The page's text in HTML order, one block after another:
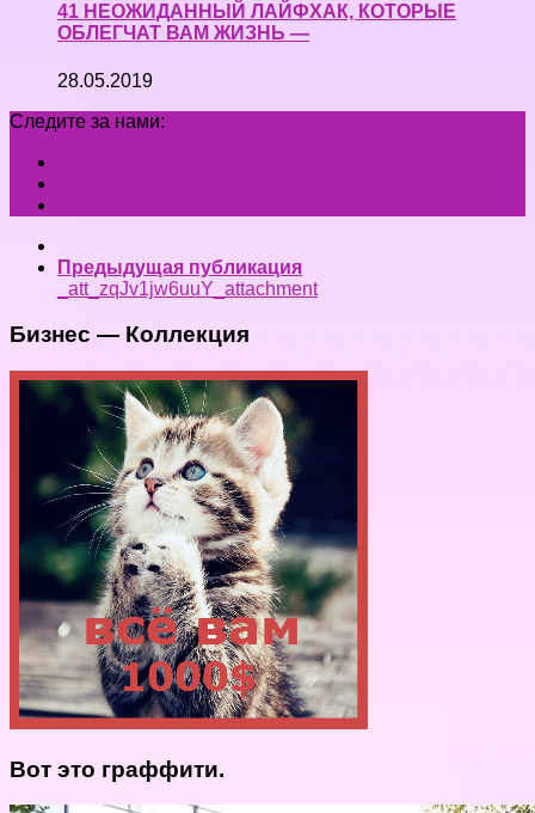
41 НЕОЖИДАННЫЙ ЛАЙФХАК, КОТОРЫЕ
ОБЛЕГЧАТ ВАМ ЖИЗНЬ —
28.05.2019
Следите за нами:
Предыдущая публикация
_att_zqJv1jw6uuY_attachment
Бизнес — Коллекция
Вот это граффити.